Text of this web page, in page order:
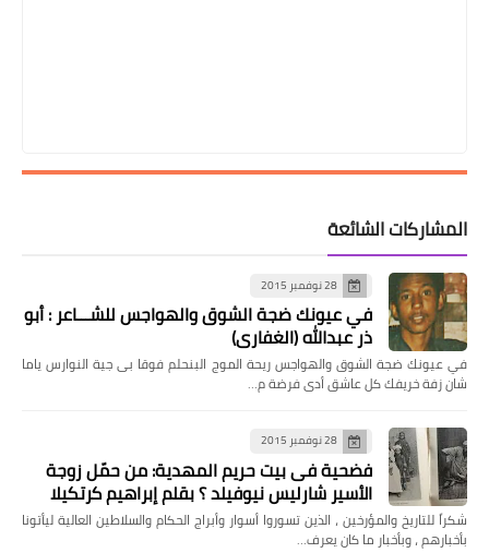
المشاركات الشائعة
28 نوفمبر 2015
في عيونك ضجة الشوق والهواجس للشـــاعر : أبو
ذر عبدالله (الغفاري)
في عيونك ضجة الشوق والهواجس ريحة الموج البنحلم فوقا بى جية النوارس ياما
شان زفة خريفك كل عاشق أدى فرضة م…
28 نوفمبر 2015
فضحية فى بيت حريم المهدية: من حمّل زوجة
الأسير شارليس نيوفيلد ؟ بقلم إبراهيم كرتكيلا
شكراً للتاريخ والمؤرخين ، الذين تسوروا أسوار وأبراج الحكام والسلاطين العالية ليأتونا
بأخبارهم ، وبأخبار ما كان يعرف…